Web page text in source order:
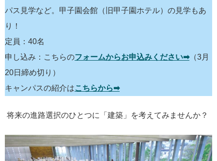
パス見学など。甲子園会館（旧甲子園ホテル）の見学もあ
り！
定員：40名
申し込み：こちらのフォームからお申込みください➡︎（3月
20日締め切り）
キャンパスの紹介はこちらから➡︎
将来の進路選択のひとつに「建築」を考えてみませんか？